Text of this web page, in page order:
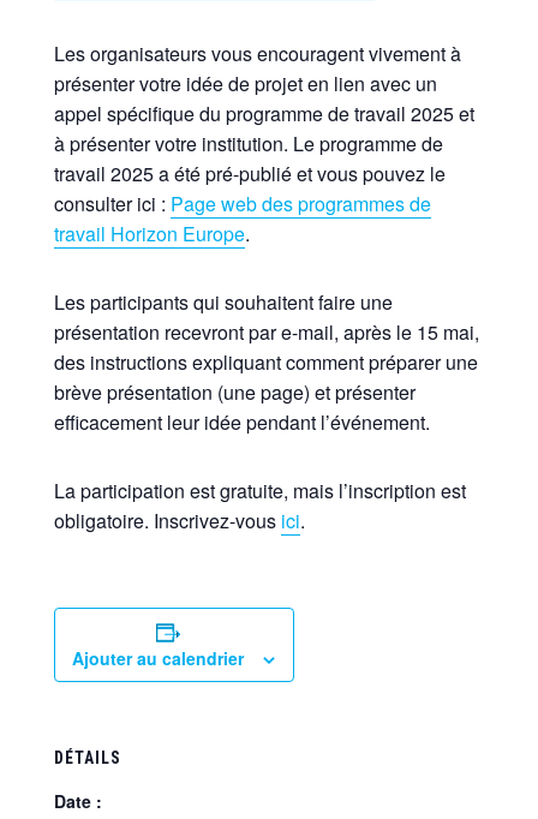
Les organisateurs vous encouragent vivement à
présenter votre idée de projet en lien avec un
appel spécifique du programme de travail 2025 et
à présenter votre institution. Le programme de
travail 2025 a été pré-publié et vous pouvez le
consulter ici : Page web des programmes de
travail Horizon Europe.
Les participants qui souhaitent faire une
présentation recevront par e-mail, après le 15 mai,
des instructions expliquant comment préparer une
brève présentation (une page) et présenter
efficacement leur idée pendant l’événement.
La participation est gratuite, mais l’inscription est
obligatoire. Inscrivez-vous ici.
Ajouter au calendrier
DÉTAILS
Date :